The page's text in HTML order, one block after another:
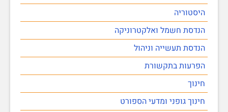
היסטוריה
הנדסת חשמל ואלקטרוניקה
הנדסת תעשייה וניהול
הפרעות בתקשורת
חינוך
חינוך גופני ומדעי הספורט